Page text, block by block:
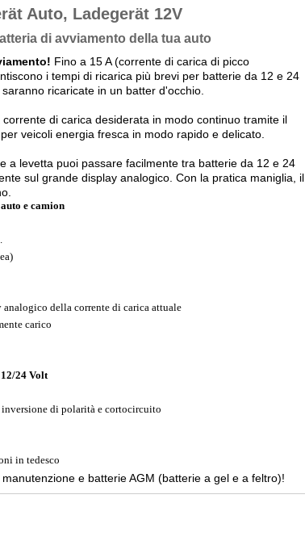
Auto, Ladegerät 12V
di avviamento della tua auto
Fino a 15 A (corrente di carica di picco
i tempi di ricarica più brevi per batterie da 12 e 24
ricaricate in un batter d'occhio.
di carica desiderata in modo continuo tramite il
veicoli energia fresca in modo rapido e delicato.
a levetta puoi passare facilmente tra batterie da 12 e 24
sul grande display analogico. Con la pratica maniglia, il
e camion
analogico della corrente di carica attuale
carico
24 Volt
di polarità e cortocircuito
in tedesco
e batterie AGM (batterie a gel e a feltro)!